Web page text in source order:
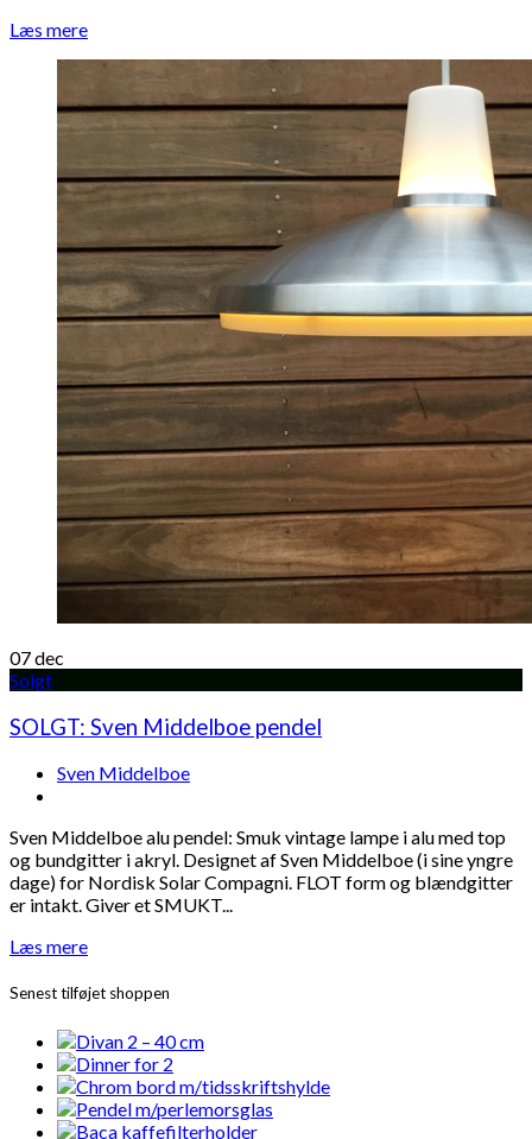
Læs mere
07dec
Solgt
SOLGT: Sven Middelboe pendel
Sven Middelboe
Sven Middelboe alu pendel: Smuk vintage lampe i alu med top
og bundgitter i akryl. Designet af Sven Middelboe (i sine yngre
dage) for Nordisk Solar Compagni. FLOT form og blændgitter
er intakt. Giver et SMUKT...
Læs mere
Senest tilføjet shoppen